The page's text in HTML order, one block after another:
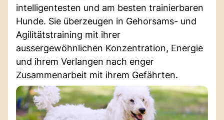
intelligentesten und am besten trainierbaren
Hunde. Sie überzeugen in Gehorsams- und
Agilitätstraining mit ihrer
aussergewöhnlichen Konzentration, Energie
und ihrem Verlangen nach enger
Zusammenarbeit mit ihrem Gefährten.